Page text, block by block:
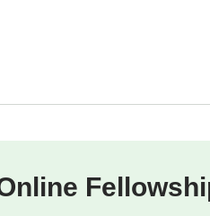
sa krus ni
sa gawain ng Kanyang
kaalaman tungkol sa
na mga bagay para sa
anuman ang anyo ng